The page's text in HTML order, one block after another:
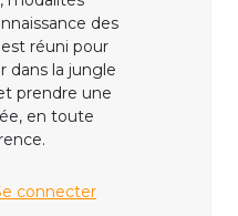
des
réuni pour
dans la jungle
prendre une
en toute
connecter